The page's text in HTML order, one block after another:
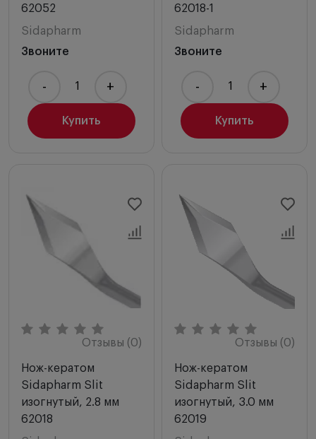
62052
Sidapharm
Звоните
Купить
- +
62018-1
Sidapharm
Звоните
Купить
- +
Отзывы (0)
Нож-кератом
Sidapharm Slit
изогнутый, 2.8 мм
62018
Отзывы (0)
Нож-кератом
Sidapharm Slit
изогнутый, 3.0 мм
62019